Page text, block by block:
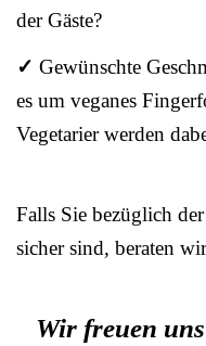
der Gäste?
✓ Gewünschte
es um veganes
Vegetarier werden
Falls Sie bezüglich
sicher sind, beraten
Wir freuen